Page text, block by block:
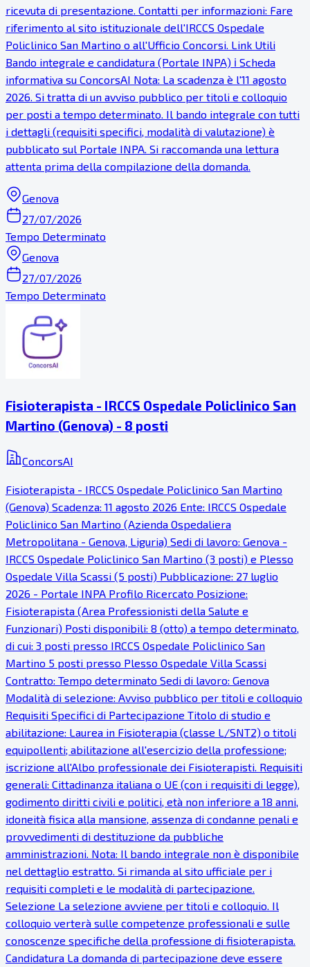
ricevuta di presentazione. Contatti per informazioni: Fare
riferimento al sito istituzionale dell'IRCCS Ospedale
Policlinico San Martino o all'Ufficio Concorsi. Link Utili
Bando integrale e candidatura (Portale INPA) ℹ Scheda
informativa su ConcorsAI Nota: La scadenza è l'11 agosto
2026. Si tratta di un avviso pubblico per titoli e colloquio
per posti a tempo determinato. Il bando integrale con tutti
i dettagli (requisiti specifici, modalità di valutazione) è
pubblicato sul Portale INPA. Si raccomanda una lettura
attenta prima della compilazione della domanda.
Genova
27/07/2026
Tempo Determinato
Genova
27/07/2026
Tempo Determinato
Fisioterapista - IRCCS Ospedale Policlinico San
Martino (Genova) - 8 posti
ConcorsAI
Fisioterapista - IRCCS Ospedale Policlinico San Martino
(Genova) Scadenza: 11 agosto 2026 Ente: IRCCS Ospedale
Policlinico San Martino (Azienda Ospedaliera
Metropolitana - Genova, Liguria) Sedi di lavoro: Genova -
IRCCS Ospedale Policlinico San Martino (3 posti) e Plesso
Ospedale Villa Scassi (5 posti) Pubblicazione: 27 luglio
2026 - Portale INPA Profilo Ricercato Posizione:
Fisioterapista (Area Professionisti della Salute e
Funzionari) Posti disponibili: 8 (otto) a tempo determinato,
di cui: 3 posti presso IRCCS Ospedale Policlinico San
Martino 5 posti presso Plesso Ospedale Villa Scassi
Contratto: Tempo determinato Sedi di lavoro: Genova
Modalità di selezione: Avviso pubblico per titoli e colloquio
Requisiti Specifici di Partecipazione Titolo di studio e
abilitazione: Laurea in Fisioterapia (classe L/SNT2) o titoli
equipollenti; abilitazione all'esercizio della professione;
iscrizione all'Albo professionale dei Fisioterapisti. Requisiti
generali: Cittadinanza italiana o UE (con i requisiti di legge),
godimento diritti civili e politici, età non inferiore a 18 anni,
idoneità fisica alla mansione, assenza di condanne penali e
provvedimenti di destituzione da pubbliche
amministrazioni. Nota: Il bando integrale non è disponibile
nel dettaglio estratto. Si rimanda al sito ufficiale per i
requisiti completi e le modalità di partecipazione.
Selezione La selezione avviene per titoli e colloquio. Il
colloquio verterà sulle competenze professionali e sulle
conoscenze specifiche della professione di fisioterapista.
Candidatura La domanda di partecipazione deve essere